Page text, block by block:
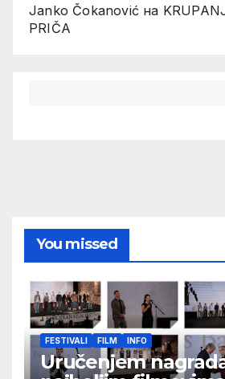
Janko Čokanović на
PRIČA
You missed
FESTIVALI FILM INFO
Uručenjem